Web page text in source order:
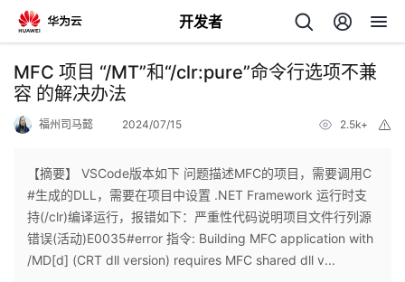
开发者
返
回
个
人
我
MFC 项目 “/MT”和“/clr:pure”命令行选项不兼
容 的解决办法
福州司马懿 2024/07/15 2.5k+
【摘要】 VSCode版本如下 问题描述MFC的项目，需要调用C
#生成的DLL，需要在项目中设置 .NET Framework 运行时支
持(/clr)编译运行，报错如下：严重性代码说明项目文件行列源
错误(活动)E0035#error 指令: Building MFC application with
/MD[d] (CRT dll version) requires MFC shared dll v...